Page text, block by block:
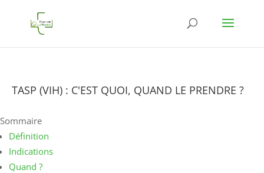
TASP (VIH) : C'EST QUOI, QUAND LE PRENDRE ?
Sommaire
Définition
Indications
Quand ?